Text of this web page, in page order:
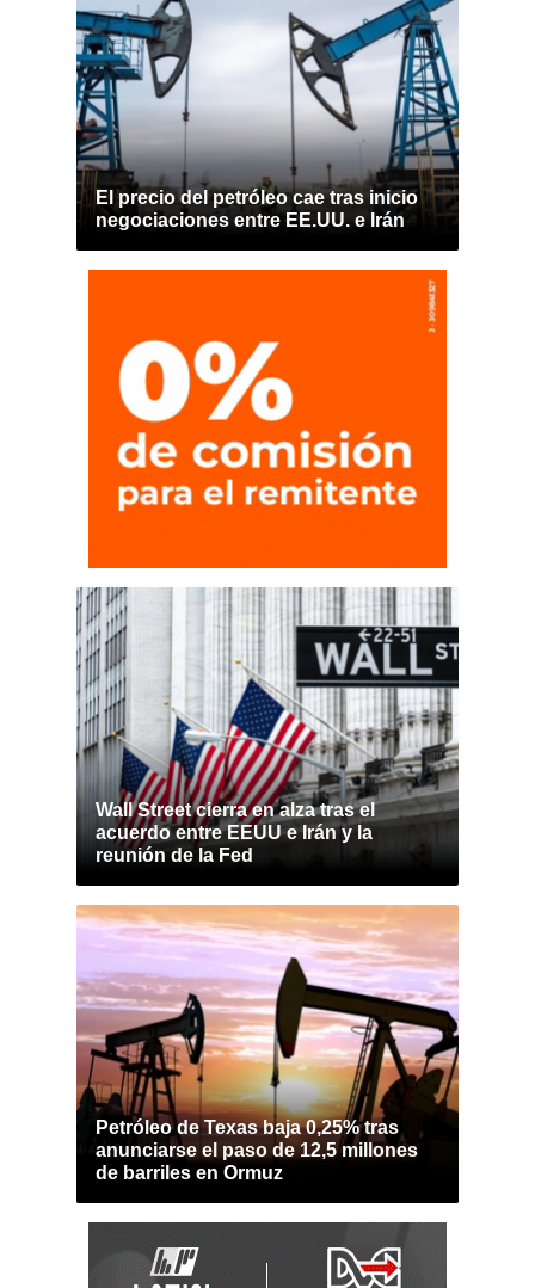
El precio del petróleo cae tras inicio
negociaciones entre EE.UU. e Irán
Wall Street cierra en alza tras el
acuerdo entre EEUU e Irán y la
reunión de la Fed
Petróleo de Texas baja 0,25% tras
anunciarse el paso de 12,5 millones
de barriles en Ormuz